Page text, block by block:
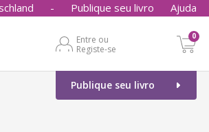
- Publique seu livro Ajuda
Entre ou
Registe-se
0
Publique seu livro